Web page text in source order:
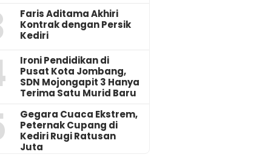
Faris Aditama Akhiri
Kontrak dengan Persik
Kediri
Ironi Pendidikan di
Pusat Kota Jombang,
SDN Mojongapit 3 Hanya
Terima Satu Murid Baru
‎Gegara Cuaca Ekstrem,
Peternak Cupang di
Kediri Rugi Ratusan
Juta